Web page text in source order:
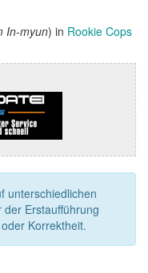
In-myun) in Rookie Cops
unterschiedlichen
Erstaufführung
Korrektheit.